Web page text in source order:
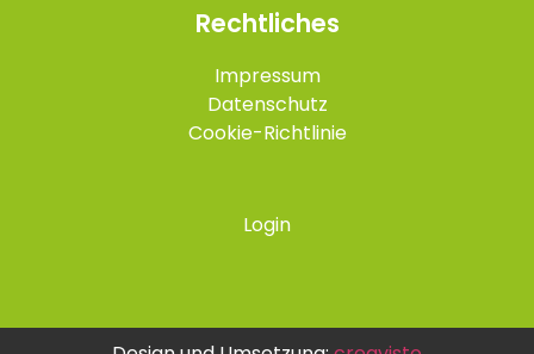
Rechtliches
Impressum
Datenschutz
Cookie-Richtlinie
Login